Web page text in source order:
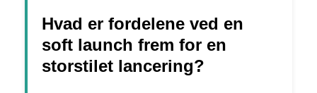
Hvad er fordelene ved en
soft launch frem for en
storstilet lancering?